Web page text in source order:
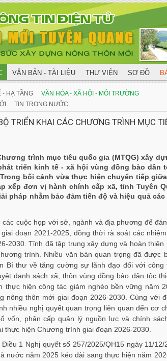
VĂN BẢN - TÀI LIỆU THƯ VIỆN SƠ ĐỒ
- HẠ TẦNG
VĂN HÓA - XÃ HỘI - MÔI TRƯỜNG
TIN TRONG NƯỚC
TRIỂN KHAI CÁC CHƯƠNG TRÌNH MỤC
trình mục tiêu quốc gia (MTQG) xây
triển kinh tế - xã hội vùng đồng bào dân
bối cảnh vừa thực hiện chuyển tiếp
xếp đơn vị hành chính cấp xã, tỉnh Tuyên
pháp nhằm bảo đảm tiến độ và hiệu quả
cuộc họp với sở, ngành và địa phương để
đoạn 2021-2025, đồng thời rà soát các
2030. Tỉnh đã tập trung xây dựng và hoàn thiện
trình. Nhiều văn bản quan trọng đã được
Bí thư về tăng cường sự lãnh đạo đối với công
danh sách xã, thôn vùng đồng bào dân tộc
thực hiện công tác giảm nghèo bền vững năm
nông thôn mới giai đoạn 2026-2030. Cùng với
nhiều nghị quyết quan trọng liên quan đến cơ
vốn, phân cấp quản lý nguồn lực và chính
thực hiện Chương trình giai đoạn 2026-2030.
1 Nghị quyết số 257/2025/QH15 ngày 11/12/
nước năm 2025 kéo dài sang thực hiện năm